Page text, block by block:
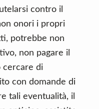
contro il
onori i propri
potrebbe non
non pagare il
cercare di
con domande di
tali eventualità, il